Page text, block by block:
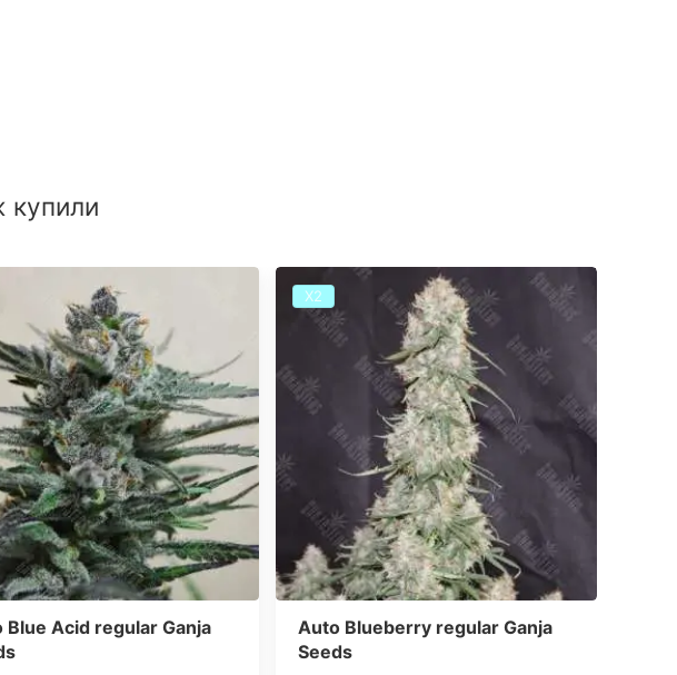
купили
Blue Acid regular Ganja
Х2
Auto Blueberry regular Ganja
Seeds